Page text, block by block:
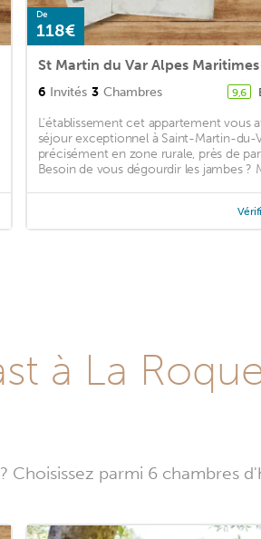
De
118€
6 Invités 3 Chambres 9,6
L'établissement cet appartement vous
séjour exceptionnel à Saint-Martin-du-
précisément en zone rurale, près de
Besoin de vous dégourdir les jambes ?
à La
parmi 6 chambres